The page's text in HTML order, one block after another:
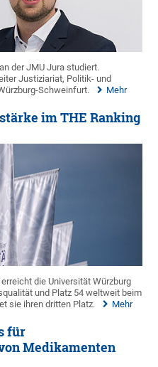
der JMU Jura studiert.
Justiziariat, Politik- und
Schweinfurt.
Mehr
im THE Ranking
die Universität Würzburg
und Platz 54 weltweit beim
sie ihren dritten Platz.
Mehr
für
Medikamenten